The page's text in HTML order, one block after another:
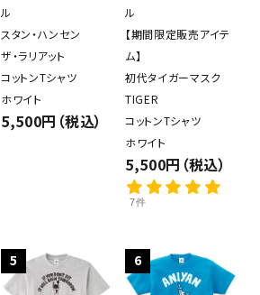
ル
スタン・ハンセン
ザ・ラリアット
コットンTシャツ
ホワイト
5,500円（税込）
ル
【期間限定販売アイテ
ム】
初代タイガーマスク
TIGER
コットンTシャツ
ホワイト
5,500円（税込）
7件
5 6